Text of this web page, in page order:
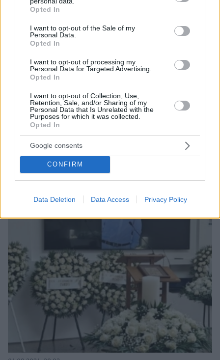
grant or deny consent to Google and its third-party tags to
use your data for below specified purposes in below Google
consent section.
Opted In
I want to opt-out of the Sale of my
Personal Data.
Opted In
I want to opt-out of processing my
Personal Data for Targeted Advertising.
Opted In
I want to opt-out of Collection, Use,
Retention, Sale, and/or Sharing of my
Personal Data that Is Unrelated with the
Purposes for which it was collected.
Opted In
Google consents
CONFIRM
Data Deletion Data Access Privacy Policy
Γιατί δεν έσωσα το κουτάβι: Ο ερευνητής που
κατέγραφε τη συμβίωση του μικρού σκυλιού με
αγέλη λύκων εξηγεί γιατί δεν επενέβη, όταν το
είδε άρρωστο
06.08.2026, 19:34